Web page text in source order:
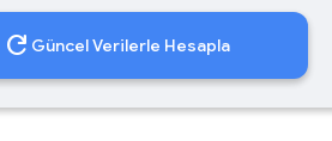
refresh Güncel Verilerle Hesapla